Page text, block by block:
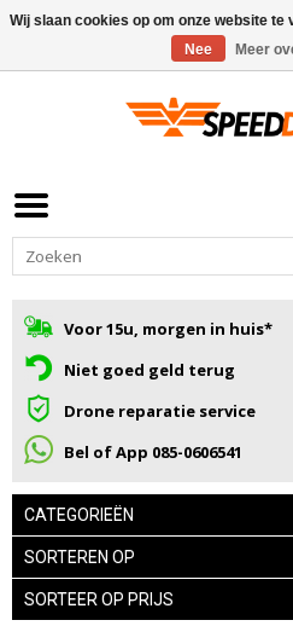
Voor 15u, morgen in huis*
Niet goed geld terug
Drone reparatie service
Bel of App 085-0606541
CATEGORIEËN
SORTEREN OP
SORTEER OP PRIJS
Wij slaan cookies op om onze website
Nee
Meer